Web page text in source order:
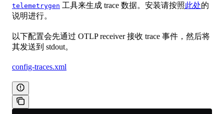
telemetrygen 工具来生成 trace 数据。安装请按照此处的
说明进行。
以下配置会先通过 OTLP receiver 接收 trace 事件，然后将
其发送到 stdout。
config-traces.xml